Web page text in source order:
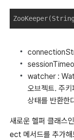
ZooKeeper(String
watcher :
오브젝트. 주
상태를 반환한
새로운 헬퍼 클래스
ect 메서드를 추가